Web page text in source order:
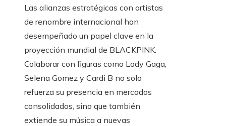
Las alianzas estratégicas con artistas
de renombre internacional han
desempeñado un papel clave en la
proyección mundial de BLACKPINK.
Colaborar con figuras como Lady Gaga,
Selena Gomez y Cardi B no solo
refuerza su presencia en mercados
consolidados, sino que también
extiende su música a nuevas